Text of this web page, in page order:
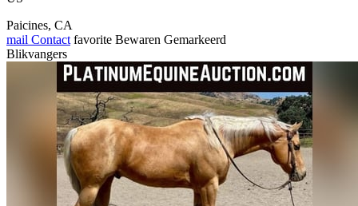
Paicines, CA
mail Contact favorite Bewaren Gemarkeerd
Blikvangers